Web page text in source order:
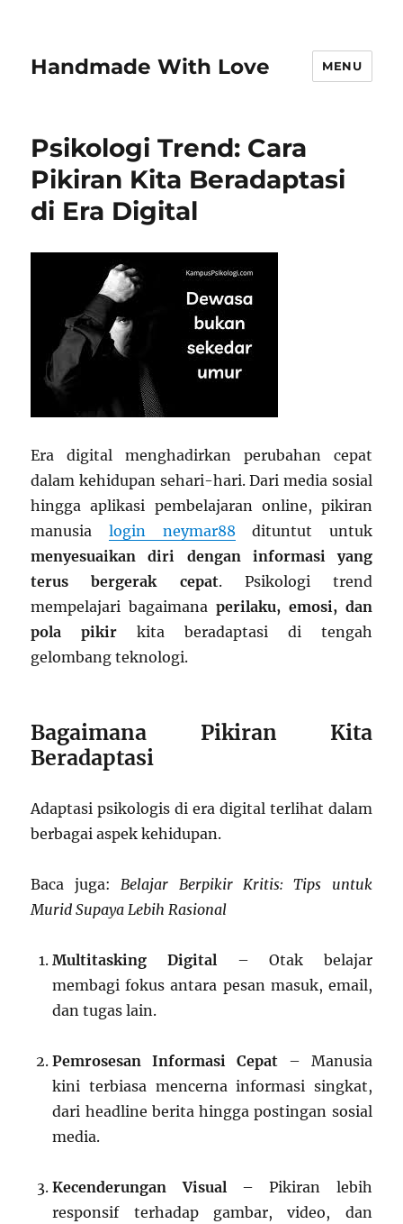
Handmade With Love MENU
Psikologi Trend: Cara
Pikiran Kita Beradaptasi
di Era Digital
Era digital menghadirkan perubahan cepat
dalam kehidupan sehari-hari. Dari media sosial
hingga aplikasi pembelajaran online, pikiran
manusia login neymar88 dituntut untuk
menyesuaikan diri dengan informasi yang
terus bergerak cepat. Psikologi trend
mempelajari bagaimana perilaku, emosi, dan
pola pikir kita beradaptasi di tengah
gelombang teknologi.
Bagaimana Pikiran Kita
Beradaptasi
Adaptasi psikologis di era digital terlihat dalam
berbagai aspek kehidupan.
Baca juga:Belajar Berpikir Kritis: Tips untuk
Murid Supaya Lebih Rasional
Multitasking Digital– Otak belajar
membagi fokus antara pesan masuk, email,
dan tugas lain.
Pemrosesan Informasi Cepat – Manusia
kini terbiasa mencerna informasi singkat,
dari headline berita hingga postingan sosial
media.
Kecenderungan Visual– Pikiran lebih
responsif terhadap gambar, video, dan